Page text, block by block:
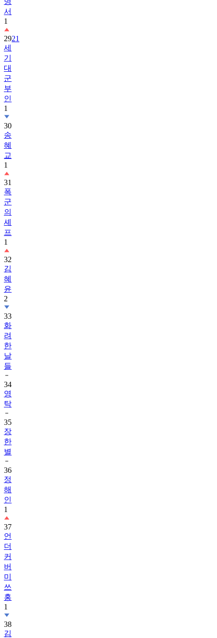
서
1
2921
세
기
대
군
부
인
1
30
송
혜
교
1
31
폭
군
의
셰
프
1
32
김
혜
윤
2
33
화
려
한
날
들
34
영
탁
35
장
한
별
36
정
해
인
1
37
언
더
커
버
미
쓰
홍
1
38
김